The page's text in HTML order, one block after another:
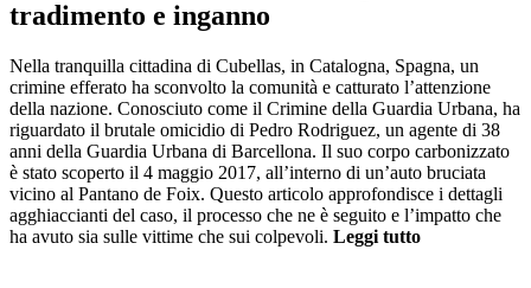
tradimento e inganno
Nella tranquilla cittadina di Cubellas, in Catalogna, Spagna, un
crimine efferato ha sconvolto la comunità e catturato l’attenzione
della nazione. Conosciuto come il Crimine della Guardia Urbana, ha
riguardato il brutale omicidio di Pedro Rodriguez, un agente di 38
anni della Guardia Urbana di Barcellona. Il suo corpo carbonizzato
è stato scoperto il 4 maggio 2017, all’interno di un’auto bruciata
vicino al Pantano de Foix. Questo articolo approfondisce i dettagli
agghiaccianti del caso, il processo che ne è seguito e l’impatto che
ha avuto sia sulle vittime che sui colpevoli. Leggi tutto